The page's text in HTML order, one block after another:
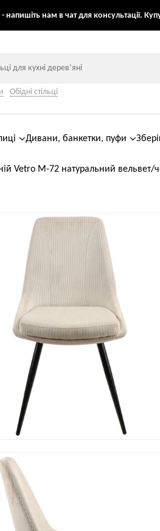
нам в чат для консультації.
Обідні стільці
Дивани, банкетки, пуфи
Vetro M-72 натуральний вельвет/